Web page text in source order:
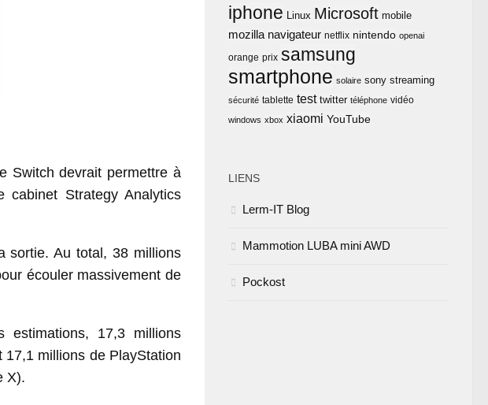
Switch devrait permettre à
cabinet Strategy Analytics
sortie. Au total, 38 millions
écouler massivement de
estimations, 17,3 millions
millions de PlayStation
X).
iphone Linux Microsoft mobile
mozilla navigateur netflix nintendo openai
orange prix samsung
smartphone solaire sony streaming
sécurité tablette test twitter téléphone vidéo
windows xbox xiaomi YouTube
LIENS
Lerm-IT Blog
Mammotion LUBA mini AWD
Pockost